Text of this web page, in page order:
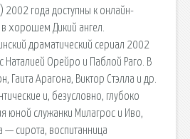
2002 года доступны к онлайн-
хорошем Дикий ангел.
драматический сериал 2002
Наталией Орейро и Паблой Раго. В
Гаита Арагона, Виктор Стэлла и др.
и, безусловно, глубоко
юной служанки Милагрос и Иво,
сирота, воспитанница